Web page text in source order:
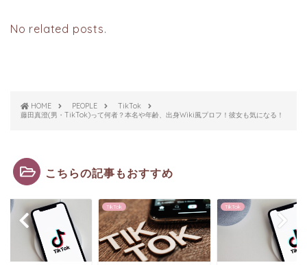
No related posts.
HOME PEOPLE
TikTok
藤田真澄(男・TikTok)って何者？本名や年齢、出身Wiki風プロフ！彼女も気になる！
こちらの記事もおすすめ
TikTok TikTok